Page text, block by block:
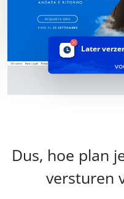
Later
Dus, hoe plan
versturen